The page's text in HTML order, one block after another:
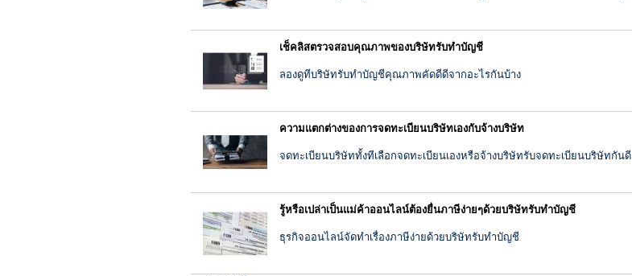
เช็คลิสตรวจสอบคุณภาพของบริษัทรับทำบัญชี
ลองดูทีบริษัทรับทำบัญชีคุณภาพคัดดีดีจากอะไรกันบ้าง
ความแตกต่างของการจดทะเบียนบริษัทเองกับจ้างบริษัท
จดทะเบียนบริษัททั้งทีเลือกจดทะเบียนเองหรือจ้างบริษัทรับจดทะเบียนบริษัทกันดี
รู้หรือเปล่าเป็นแม่ค้าออนไลน์ต้องยื่นภาษีง่ายๆด้วยบริษัทรับทำบัญชี
ธุรกิจออนไลน์จัดทำเรื่องภาษีง่ายด้วยบริษัทรับทำบัญชี